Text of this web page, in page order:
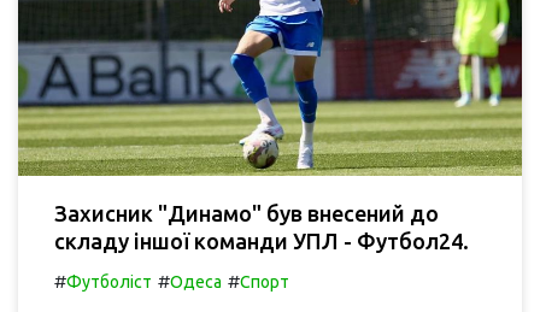
Захисник "Динамо" був внесений до
складу іншої команди УПЛ - Футбол24.
#Футболіст #Одеса #Спорт